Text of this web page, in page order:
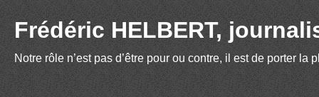
Frédéric HELBERT,
Notre rôle n’est pas d’être pour ou contre, il est de porter